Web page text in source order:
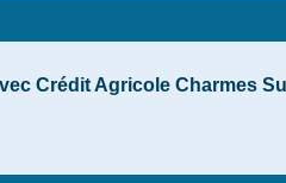
Crédit Agricole Charmes